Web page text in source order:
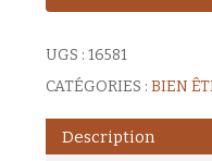
UGS : 16581
CATÉGORIES : BIEN
Description